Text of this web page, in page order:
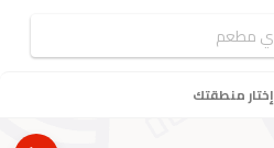
إختار منطقتك